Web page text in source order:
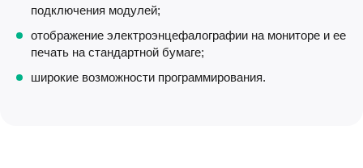
подключения модулей;
отображение электроэнцефалографии на мониторе и ее
печать на стандартной бумаге;
широкие возможности программирования.